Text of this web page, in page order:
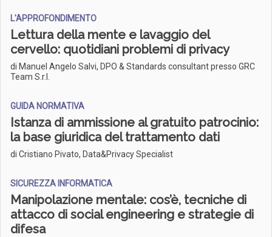
L'APPROFONDIMENTO
Lettura della mente e lavaggio del
cervello: quotidiani problemi di privacy
di Manuel Angelo Salvi, DPO & Standards consultant presso GRC
Team S.r.l.
GUIDA NORMATIVA
Istanza di ammissione al gratuito patrocinio:
la base giuridica del trattamento dati
di Cristiano Pivato, Data&Privacy Specialist
SICUREZZA INFORMATICA
Manipolazione mentale: cos’è, tecniche di
attacco di social engineering e strategie di
difesa